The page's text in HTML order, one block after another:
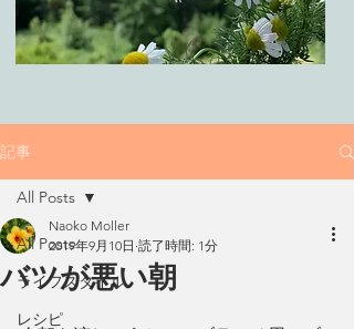
記事
All Posts
ライフスタイル
レシピ
All Posts
バツが悪い朝
Naoko Moller
2019年9月10日 読了時間: 1分